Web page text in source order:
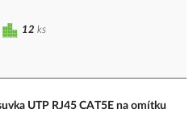
12 ks
UTP RJ45 CAT5E na omítku